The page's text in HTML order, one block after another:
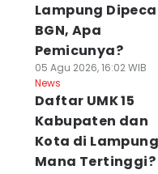
Lampung
BGN, Apa
Pemicunya?
05 Agu 2026, 16:02 WIB
News
Daftar UMK 15
Kabupaten dan
Kota di
Mana Tertinggi?